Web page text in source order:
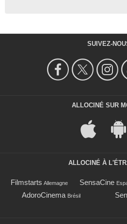
SUIVEZ-
ALLOCINÉ SUR
ALLOCINÉ À
Filmstarts Allemagne SensaCine
AdoroCinema Brésil